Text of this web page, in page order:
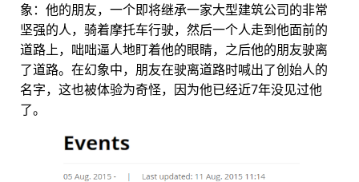
象：他的朋友，一个即将继承一家大型建筑公司的非常
坚强的人，骑着摩托车行驶，然后一个人走到他面前的
道路上，咄咄逼人地盯着他的眼睛，之后他的朋友驶离
了道路。在幻象中，朋友在驶离道路时喊出了创始人的
名字，这也被体验为奇怪，因为他已经近7年没见过他
了。